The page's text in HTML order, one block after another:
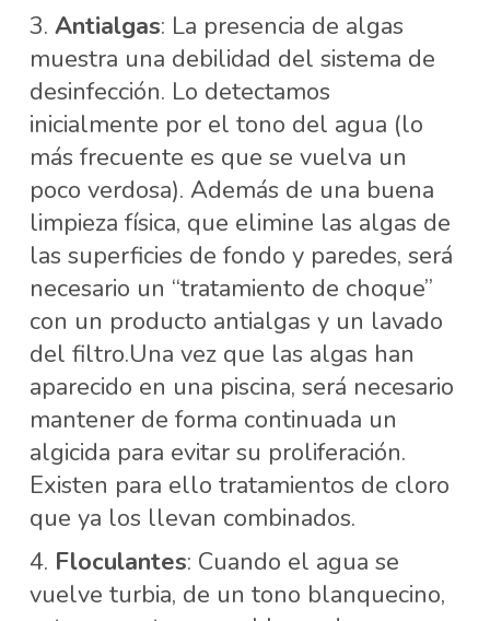
Antialgas: La presencia de algas
muestra una debilidad del sistema de
desinfección. Lo detectamos
inicialmente por el tono del agua (lo
más frecuente es que se vuelva un
poco verdosa). Además de una buena
limpieza física, que elimine las algas de
las superficies de fondo y paredes, será
necesario un “tratamiento de choque”
con un producto antialgas y un lavado
del filtro.Una vez que las algas han
aparecido en una piscina, será necesario
mantener de forma continuada un
algicida para evitar su proliferación.
Existen para ello tratamientos de cloro
que ya los llevan combinados.
Floculantes: Cuando el agua se
vuelve turbia, de un tono blanquecino,